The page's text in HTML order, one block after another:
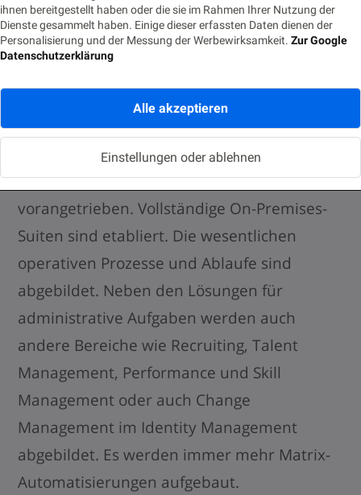
ihnen bereitgestellt haben oder die sie im Rahmen Ihrer Nutzung der
Dienste gesammelt haben. Einige dieser erfassten Daten dienen der
Personalisierung und der Messung der Werbewirksamkeit. Zur Google
Datenschutzerklärung
Alle akzeptieren
Einstellungen oder ablehnen
Phase C: Digitalisierung von Identity-
Parallel zu ESS/MSS aus Phase B++ wurde die
Entwicklung von Anwendungen zum
Management von Kernprozessen
vorangetrieben. Vollständige On-Premises-
Suiten sind etabliert. Die wesentlichen
operativen Prozesse und Ablaufe sind
abgebildet. Neben den Lösungen für
administrative Aufgaben werden auch
andere Bereiche wie Recruiting, Talent
Management, Performance und Skill
Management oder auch Change
Management im Identity Management
abgebildet. Es werden immer mehr Matrix-
Automatisierungen aufgebaut.